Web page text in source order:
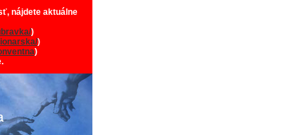
nájdete aktuálne
)
)
)